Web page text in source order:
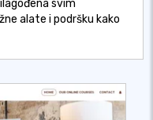
svim
alate i podršku kako